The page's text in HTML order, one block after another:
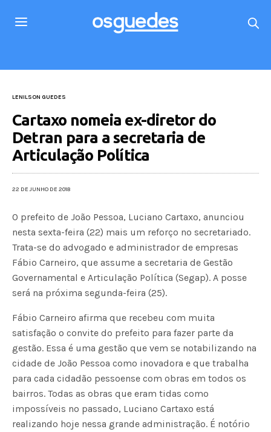
LENILSON GUEDES
Cartaxo nomeia ex-diretor do
Detran para a secretaria de
Articulação Política
22 DE JUNHO DE 2018
O prefeito de João Pessoa, Luciano Cartaxo, anunciou
nesta sexta-feira (22) mais um reforço no secretariado.
Trata-se do advogado e administrador de empresas
Fábio Carneiro, que assume a secretaria de Gestão
Governamental e Articulação Política (Segap). A posse
será na próxima segunda-feira (25).
Fábio Carneiro afirma que recebeu com muita
satisfação o convite do prefeito para fazer parte da
gestão. Essa é uma gestão que vem se notabilizando na
cidade de João Pessoa como inovadora e que trabalha
para cada cidadão pessoense com obras em todos os
bairros. Todas as obras que eram tidas como
impossíveis no passado, Luciano Cartaxo está
realizando hoje nessa grande administração. É notório